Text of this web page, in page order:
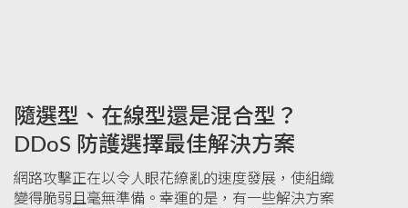
隨選型、在線型還是混合型？
DDoS 防護選擇最佳解決方案
網路攻擊正在以令人眼花繚亂的速度發展，使組織
變得脆弱且毫無準備。幸運的是，有一些解決方案